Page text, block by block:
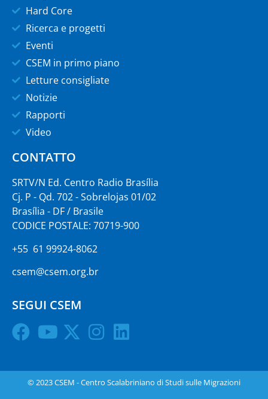
Hard Core
Ricerca e progetti
Eventi
CSEM in primo piano
Letture consigliate
Notizie
Rapporti
Video
CONTATTO
SRTV/N Ed. Centro Radio Brasília
Cj. P - Qd. 702 - Sobrelojas 01/02
Brasília - DF / Brasile
CODICE POSTALE: 70719-900
+55 61 99924-8062
csem@csem.org.br
SEGUI CSEM
© 2023 CSEM - Centro Scalabriniano di Studi sulle Migrazioni